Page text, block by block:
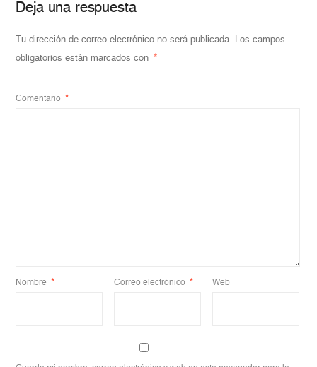
Deja una respuesta
Tu dirección de correo electrónico no será publicada. Los campos
obligatorios están marcados con
*
Comentario *
Nombre * Correo electrónico * Web